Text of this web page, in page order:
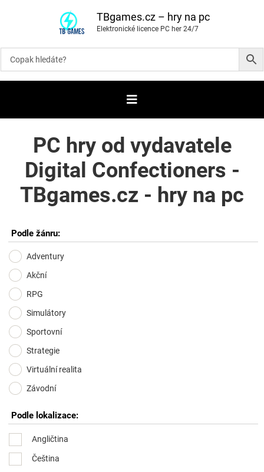
o
i
t
b
TBgames.cz – hry na pc
Elektronické licence PC her 24/7
PC hry od vydavatele
Digital Confectioners -
TBgames.cz - hry na pc
Podle žánru:
Adventury
Akční
RPG
Simulátory
Sportovní
Strategie
Virtuální realita
Závodní
Podle lokalizace:
Angličtina
Čeština